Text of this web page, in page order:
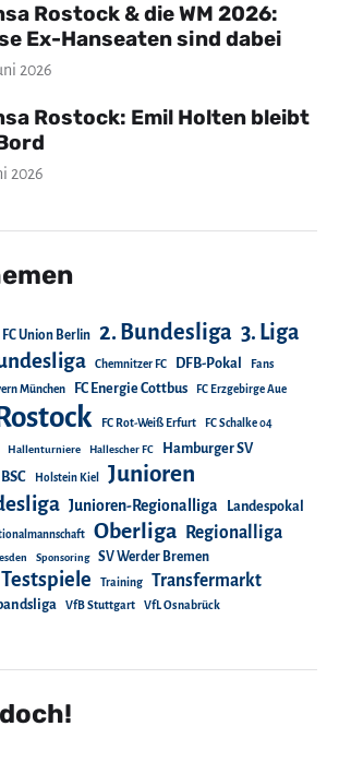
Rostock & die WM 2026:
Ex-Hanseaten sind dabei
2026
Rostock: Emil Holten bleibt
2026
FC Union Berlin 2. Bundesliga 3. Liga
Chemnitzer FC DFB-Pokal Fans
München FC Energie Cottbus FC Erzgebirge Aue
FC Rot-Weiß Erfurt FC Schalke 04
Hallenturniere Hallescher FC Hamburger SV
Holstein Kiel Junioren
Junioren-Regionalliga
Landespokal
Oberliga Regionalliga
Sponsoring SV Werder Bremen
Testspiele Training Transfermarkt
VfB Stuttgart VfL Osnabrück